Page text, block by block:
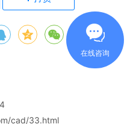
cad/33.html
在线咨询